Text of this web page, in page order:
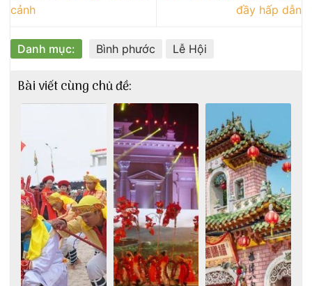
cảnh
đầy hấp dẫn
Danh mục: Bình phước Lễ Hội
Bài viết cùng chủ đề: